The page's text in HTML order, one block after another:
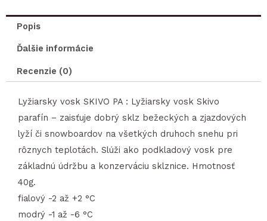
Popis
Ďalšie informácie
Recenzie (0)
Lyžiarsky vosk SKIVO PA : Lyžiarsky vosk Skivo
parafín – zaisťuje dobrý sklz bežeckých a zjazdových
lyží či snowboardov na všetkých druhoch snehu pri
rôznych teplotách. Slúži ako podkladový vosk pre
základnú údržbu a konzerváciu sklznice. Hmotnosť
40g.
fialový -2 až +2 °C
modrý -1 až -6 °C